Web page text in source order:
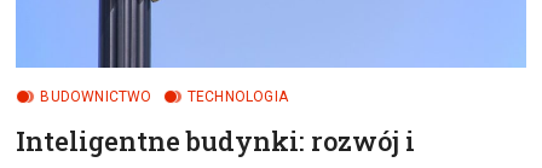
BUDOWNICTWO TECHNOLOGIA
Inteligentne budynki: rozwój i